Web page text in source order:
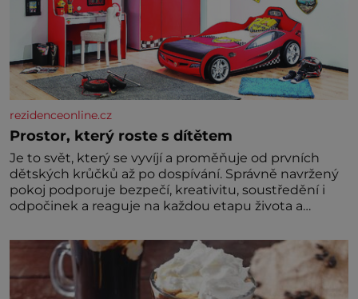
rezidenceonline.cz
Prostor, který roste s dítětem
Je to svět, který se vyvíjí a proměňuje od prvních
dětských krůčků až po dospívání. Správně navržený
pokoj podporuje bezpečí, kreativitu, soustředění i
odpočinek a reaguje na každou etapu života a
jednoduchost, měkkost a bezpečí, proto by pokoj
miminka měl působit především klidně a útulně.
Předškolní věk je